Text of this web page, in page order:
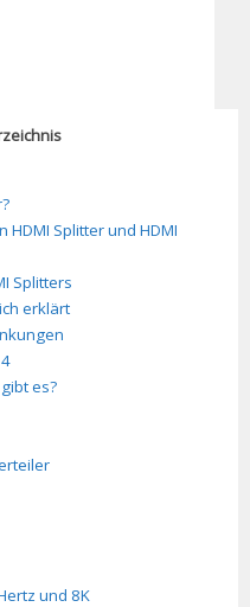
Splitter und HDMI
Splitters
erklärt
es?
und 8K